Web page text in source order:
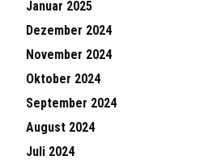
Januar 2025
Dezember 2024
November 2024
Oktober 2024
September 2024
August 2024
Juli 2024